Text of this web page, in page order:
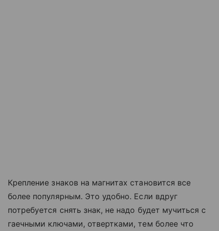
Крепление знаков на магнитах становится все
более популярным. Это удобно. Если вдруг
потребуется снять знак, не надо будет мучиться с
гаечными ключами, отвертками, тем более что